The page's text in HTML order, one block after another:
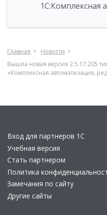
1С:Комплексная
Главная
Новости
Вышла новая версия 2.5.17.205
«Комплексная автоматизация,
Вход для партнеров 1С
Учебная версия
Стать партнером
Политика
Замечания по сайту
Другие сайты